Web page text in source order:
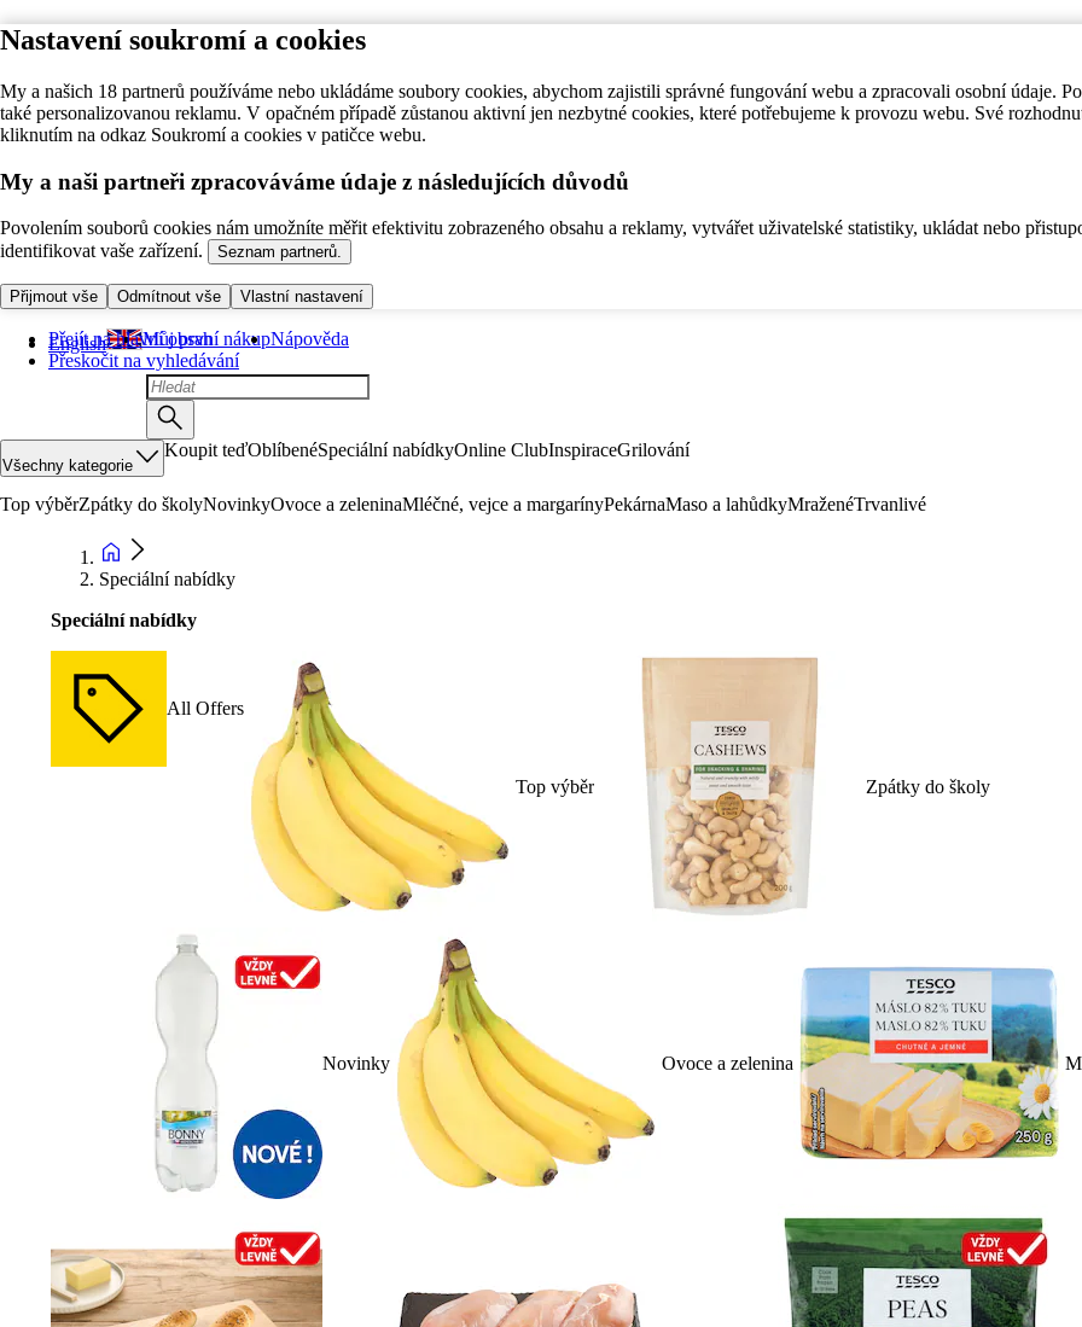
Nastavení soukromí a cookies
My a našich 18 partnerů používáme nebo ukládáme soubory cookies, abychom zajistili správné fungování webu a zpracovali osobní údaje.
také personalizovanou reklamu. V opačném případě zůstanou aktivní jen nezbytné cookies, které potřebujeme k provozu webu. Své
kliknutím na odkaz Soukromí a cookies v patičce webu.
My a naši partneři zpracováváme údaje z následujících důvodů
Povolením souborů cookies nám umožníte měřit efektivitu zobrazeného obsahu a reklamy, vytvářet uživatelské statistiky, ukládat nebo
identifikovat vaše zařízení.
Seznam partnerů.
Přijmout vše Odmítnout vše Vlastní nastavení
Přejít na hlavní obsah
Přeskočit na vyhledávání
English Můj první nákupNápověda
Všechny kategorie
Koupit teďOblíbenéSpeciální nabídkyOnline ClubInspiraceGrilování
Top výběrZpátky do školyNovinkyOvoce a zeleninaMléčné, vejce a margarínyPekárnaMaso a lahůdkyMraženéTrvanlivé
Speciální nabídky
Speciální nabídky
All Offers
Top výběr Zpátky do školy
Novinky Ovoce a zelenina